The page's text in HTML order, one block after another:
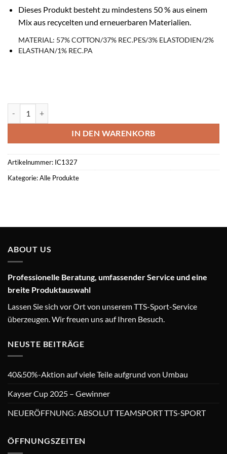
Dieses Produkt besteht zu mindestens 50 % aus einem
Mix aus recycelten und erneuerbaren Materialien.
MATERIAL: 57% COTTON/37% REC.PES/3% ELASTODIEN/2%
ELASTHAN/1% REC.PA
IN DEN WARENKORB
Artikelnummer: IC1327
Kategorie:Alle Produkte
ABOUT US
Professionelle Beratung, umfassender Service und eine
breite Produktauswahl
Lassen Sie sich vor Ort von unserem TTS-Sport-Service
überzeugen. Wir freuen uns auf Ihren Besuch.
NEUSTE BEITRÄGE
40&50%-Aktion auf viele Teile aufgrund von Umbau
Kayser Cup 2025 – Gewinner
NEUERÖFFNUNG: ABSOLUT TEAMSPORT TTS-SPORT
ÖFFNUNGSZEITEN